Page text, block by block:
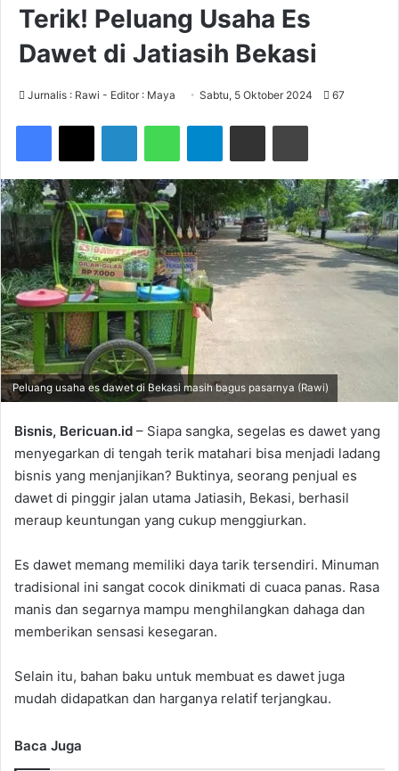
Terik! Peluang Usaha Es
Dawet di Jatiasih Bekasi
Jurnalis : Rawi - Editor : Maya Sabtu, 5 Oktober 2024 67
Telegram
Peluang usaha es dawet di Bekasi masih bagus pasarnya (Rawi)
Bisnis, Bericuan.id – Siapa sangka, segelas es dawet yang
menyegarkan di tengah terik matahari bisa menjadi ladang
bisnis yang menjanjikan? Buktinya, seorang penjual es
dawet di pinggir jalan utama Jatiasih, Bekasi, berhasil
meraup keuntungan yang cukup menggiurkan.
Es dawet memang memiliki daya tarik tersendiri. Minuman
tradisional ini sangat cocok dinikmati di cuaca panas. Rasa
manis dan segarnya mampu menghilangkan dahaga dan
memberikan sensasi kesegaran.
Selain itu, bahan baku untuk membuat es dawet juga
mudah didapatkan dan harganya relatif terjangkau.
Baca Juga